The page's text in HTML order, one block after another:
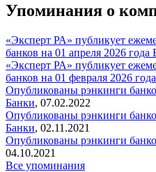
Упоминания о
«Эксперт РА» публикует
банков на 01 апреля 2026 года
«Эксперт РА» публикует
банков на 01 февраля 2026 года
Опубликованы рэнкинги
Банки, 07.02.2022
Опубликованы рэнкинги
Банки, 02.11.2021
Опубликованы рэнкинги
04.10.2021
Все упоминания